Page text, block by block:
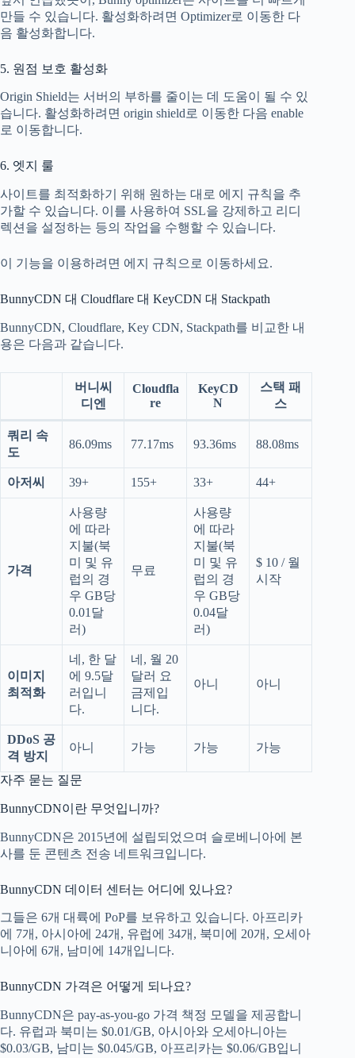
만들 수 있습니다. 활성화하려면 Optimizer로 이동한 다
음 활성화합니다.
5. 원점 보호 활성화
Origin Shield는 서버의 부하를 줄이는 데 도움이 될 수 있
습니다. 활성화하려면 origin shield로 이동한 다음 enable
로 이동합니다.
6. 엣지 룰
사이트를 최적화하기 위해 원하는 대로 에지 규칙을 추
가할 수 있습니다. 이를 사용하여 SSL을 강제하고 리디
렉션을 설정하는 등의 작업을 수행할 수 있습니다.
이 기능을 이용하려면 에지 규칙으로 이동하세요.
BunnyCDN 대 Cloudflare 대 KeyCDN 대 Stackpath
BunnyCDN, Cloudflare, Key CDN, Stackpath를 비교한 내
용은 다음과 같습니다.
버니씨
디엔
Cloudfla
re
KeyCD
N
스택 패
스
쿼리 속
도
86.09ms 77.17ms 93.36ms 88.08ms
아저씨 39+ 155+ 33+ 44+
가격
사용량
에 따라
지불(북
미 및 유
럽의 경
우 GB당
0.01달
러)
무료
사용량
에 따라
지불(북
미 및 유
럽의 경
우 GB당
0.04달
러)
$ 10 / 월
시작
이미지
최적화
네, 한 달
에 9.5달
러입니
다.
네, 월 20
달러 요
금제입
니다.
아니 아니
DDoS 공
격 방지
아니 가능 가능 가능
자주 묻는 질문
BunnyCDN이란 무엇입니까?
BunnyCDN은 2015년에 설립되었으며 슬로베니아에 본
사를 둔 콘텐츠 전송 네트워크입니다.
BunnyCDN 데이터 센터는 어디에 있나요?
그들은 6개 대륙에 PoP를 보유하고 있습니다. 아프리카
에 7개, 아시아에 24개, 유럽에 34개, 북미에 20개, 오세아
니아에 6개, 남미에 14개입니다.
BunnyCDN 가격은 어떻게 되나요?
BunnyCDN은 pay-as-you-go 가격 책정 모델을 제공합니
다. 유럽과 북미는 $0.01/GB, 아시아와 오세아니아는
$0.03/GB, 남미는 $0.045/GB, 아프리카는 $0.06/GB입니